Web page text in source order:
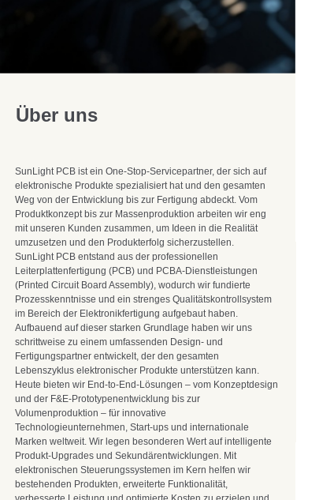
Über uns
SunLight PCB ist ein One-Stop-Servicepartner, der sich auf
elektronische Produkte spezialisiert hat und den gesamten
Weg von der Entwicklung bis zur Fertigung abdeckt. Vom
Produktkonzept bis zur Massenproduktion arbeiten wir eng
mit unseren Kunden zusammen, um Ideen in die Realität
umzusetzen und den Produkterfolg sicherzustellen.
SunLight PCB entstand aus der professionellen
Leiterplattenfertigung (PCB) und PCBA-Dienstleistungen
(Printed Circuit Board Assembly), wodurch wir fundierte
Prozesskenntnisse und ein strenges Qualitätskontrollsystem
im Bereich der Elektronikfertigung aufgebaut haben.
Aufbauend auf dieser starken Grundlage haben wir uns
schrittweise zu einem umfassenden Design- und
Fertigungspartner entwickelt, der den gesamten
Lebenszyklus elektronischer Produkte unterstützen kann.
Heute bieten wir End-to-End-Lösungen – vom Konzeptdesign
und der F&E-Prototypenentwicklung bis zur
Volumenproduktion – für innovative
Technologieunternehmen, Start-ups und internationale
Marken weltweit. Wir legen besonderen Wert auf intelligente
Produkt-Upgrades und Sekundärentwicklungen. Mit
elektronischen Steuerungssystemen im Kern helfen wir
bestehenden Produkten, erweiterte Funktionalität,